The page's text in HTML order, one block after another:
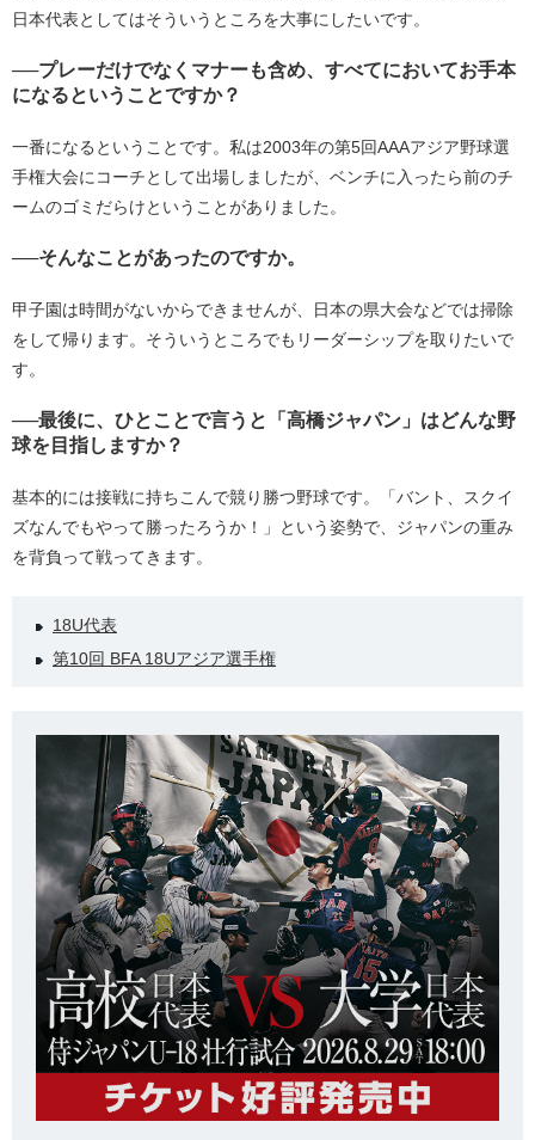
日本代表としてはそういうところを大事にしたいです。
──プレーだけでなくマナーも含め、すべてにおいてお手本
になるということですか？
一番になるということです。私は2003年の第5回AAAアジア野球選
手権大会にコーチとして出場しましたが、ベンチに入ったら前のチ
ームのゴミだらけということがありました。
──そんなことがあったのですか。
甲子園は時間がないからできませんが、日本の県大会などでは掃除
をして帰ります。そういうところでもリーダーシップを取りたいで
す。
──最後に、ひとことで言うと「高橋ジャパン」はどんな野
球を目指しますか？
基本的には接戦に持ちこんで競り勝つ野球です。「バント、スクイ
ズなんでもやって勝ったろうか！」という姿勢で、ジャパンの重み
を背負って戦ってきます。
18U代表
第10回 BFA 18Uアジア選手権